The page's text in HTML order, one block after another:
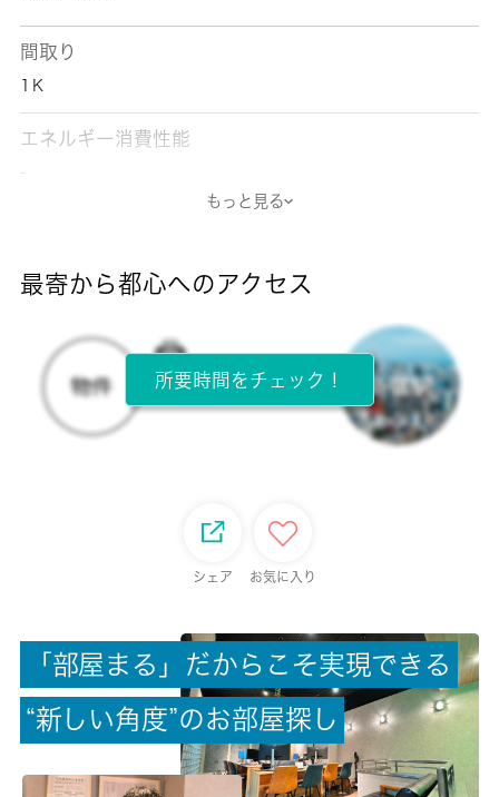
間取り
1Ｋ
エネルギー消費性能
-
所在階
2階 / 2階建
償却/敷引
-/-
権利金/雑費
-/-
もっと見る
最寄から都心へのアクセス
所要時間をチェック！
シェア お気に入り
「 部屋 ま る 」 だ か ら こ そ実現で き る
“新 し い角 度”のお部屋探 し